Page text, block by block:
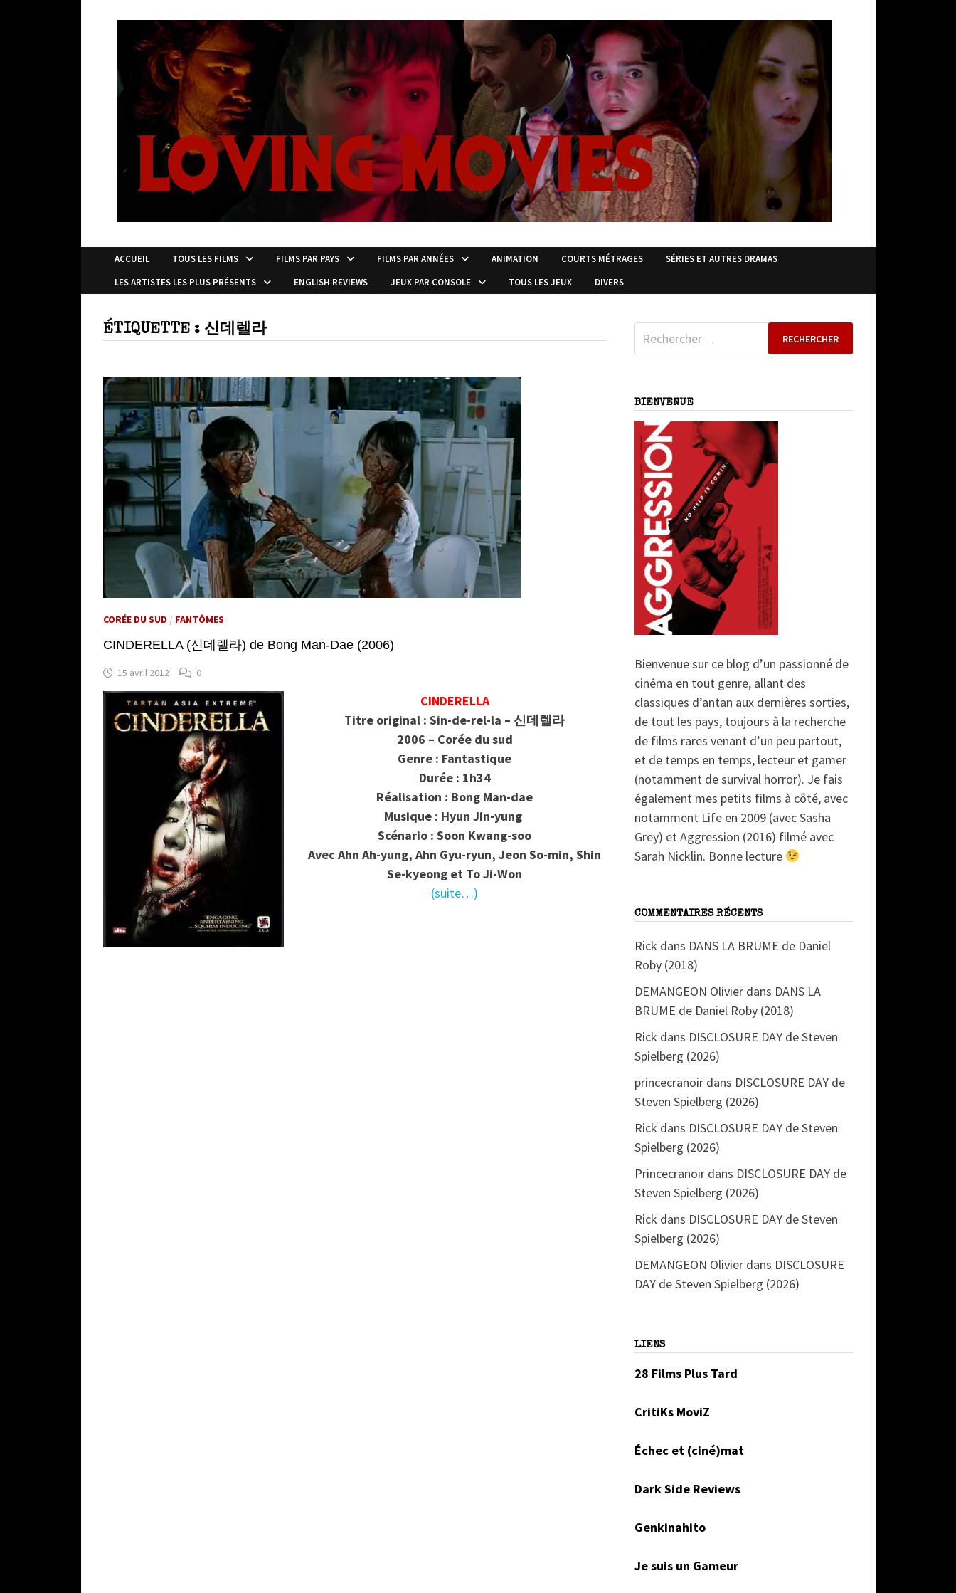
ACCUEIL TOUS LES FILMS FILMS PAR PAYS FILMS PAR ANNÉES ANIMATION COURTS MÉTRAGES
SÉRIES ET AUTRES DRAMAS
LES ARTISTES LES PLUS PRÉSENTS
ENGLISH REVIEWS JEUX PAR CONSOLE TOUS LES JEUX DIVERS
ÉTIQUETTE : 신데렐라
CORÉE DU SUD / FANTÔMES
CINDERELLA (신데렐라) de Bong Man-Dae (2006)
15 avril 2012 0
CINDERELLA
Titre original : Sin-de-rel-la – 신데렐라
2006 – Corée du sud
Genre : Fantastique
Durée : 1h34
Réalisation : Bong Man-dae
Musique : Hyun Jin-yung
Scénario : Soon Kwang-soo
Avec AhnAh-yung, Ahn Gyu-ryun, Jeon So-min, Shin
Se-kyeong et To Ji-Won
(suite…)
Rechercher :
BIENVENUE
Bienvenue sur ce blog d’un passionné de
cinéma en tout genre, allant des
classiques d’antan aux dernières sorties,
de tout les pays, toujours à la recherche
de films rares venant d’un peu partout,
et de temps en temps, lecteur et gamer
(notamment de survival horror). Je fais
également mes petits films à côté, avec
notamment Life en 2009 (avec Sasha
Grey) et Aggression (2016) filmé avec
Sarah Nicklin. Bonne lecture
COMMENTAIRES RÉCENTS
Rick dans DANS LA BRUME de Daniel
Roby (2018)
DEMANGEON Olivier dans DANS LA
BRUME de Daniel Roby (2018)
Rick dans DISCLOSURE DAY de Steven
Spielberg (2026)
princecranoir dans DISCLOSURE DAY de
Steven Spielberg (2026)
Rick dans DISCLOSURE DAY de Steven
Spielberg (2026)
Princecranoir dans DISCLOSURE DAY de
Steven Spielberg (2026)
Rick dans DISCLOSURE DAY de Steven
Spielberg (2026)
DEMANGEON Olivier dans DISCLOSURE
DAY de Steven Spielberg (2026)
LIENS
28 Films Plus Tard
CritiKs MoviZ
Échec et (ciné)mat
Dark Side Reviews
Genkinahito
Je suis un Gameur